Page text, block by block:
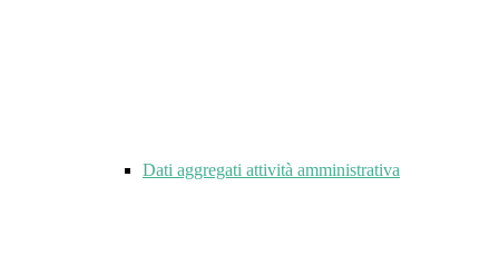
Dati aggregati attività amministrativa